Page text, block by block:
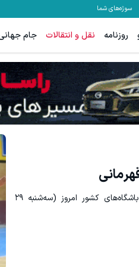
سوژه‌های شما
روزنامه نقل و انتقالات جام
هفته هجدهم رقابت‌های لیگ برتر هندبال مردان باشگاه‌های کشور امروز (سه‌شنبه ۲۹